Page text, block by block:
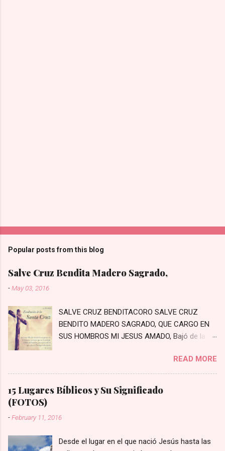
Popular posts from this blog
Salve Cruz Bendita Madero Sagrado,
-May 03, 2016
SALVE CRUZ BENDITACORO SALVE CRUZ
BENDITO MADERO SAGRADO, QUE CARGO EN
SUS HOMBROS MI JESUS AMADO, Bajó de la
Jerusalén Bajaste Tú al mundo con crecido
amor, Moriste en la Cruz por el pecador En un
arrabal rodeado de penas, Prisionero te hayas
con crueles cadenas Con crueles cadenas te
azotando Con hiel y vinagre lo fortalecieron,
Miradle el cabello lo tiene mezclado, Y por eso
READ MORE
15 Lugares Bíblicos y Su Significado
(FOTOS)
-February 11, 2016
Desde el lugar en el que nació Jesús hasta las